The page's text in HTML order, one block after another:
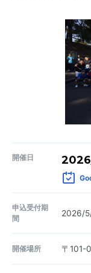
開催日
申込受付期
間
2026/
開催場所 〒101-